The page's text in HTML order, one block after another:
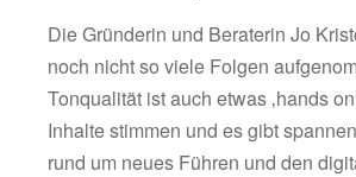
Die Gründerin und Beraterin Jo
noch nicht so viele Folgen
Tonqualität ist auch etwas ‚hands
Inhalte stimmen und es gibt
rund um neues Führen und den